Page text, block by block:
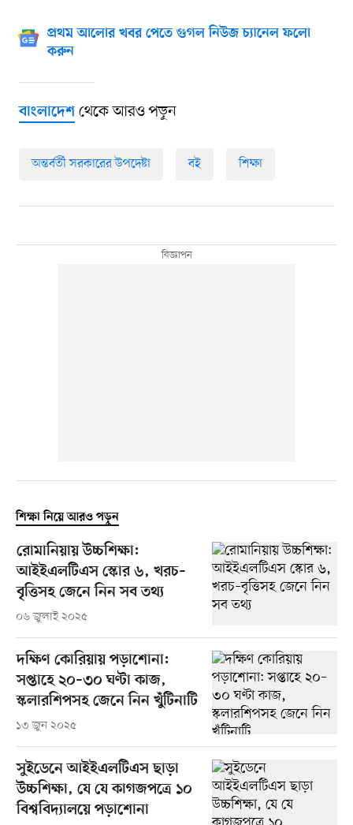
প্রথম আলোর খবর পেতে গুগল নিউজ চ্যানেল ফলো
করুন
বাংলাদেশথেকে আরও পড়ুন
অন্তর্বর্তী সরকারের উপদেষ্টা বই শিক্ষা
শিক্ষা নিয়ে আরও পড়ুন
রোমানিয়ায় উচ্চশিক্ষা:
আইইএলটিএস স্কোর ৬, খরচ–
বৃত্তিসহ জেনে নিন সব তথ্য
০৬ জুলাই ২০২৫
দক্ষিণ কোরিয়ায় পড়াশোনা:
সপ্তাহে ২০–৩০ ঘণ্টা কাজ,
স্কলারশিপসহ জেনে নিন খুঁটিনাটি
১৩ জুন ২০২৫
সুইডেনে আইইএলটিএস ছাড়া
উচ্চশিক্ষা, যে যে কাগজপত্রে ১০
বিশ্ববিদ্যালয়ে পড়াশোনা